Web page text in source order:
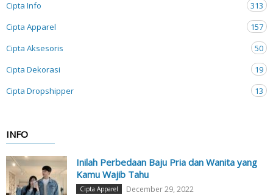
Cipta Info
313
Cipta Apparel
157
Cipta Aksesoris
50
Cipta Dekorasi
19
Cipta Dropshipper
13
INFO
Inilah Perbedaan Baju Pria dan Wanita yang
Kamu Wajib Tahu
Cipta Apparel December 29, 2022